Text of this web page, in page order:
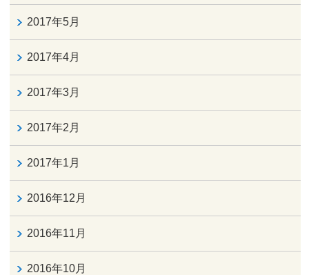
2017年5月
2017年4月
2017年3月
2017年2月
2017年1月
2016年12月
2016年11月
2016年10月